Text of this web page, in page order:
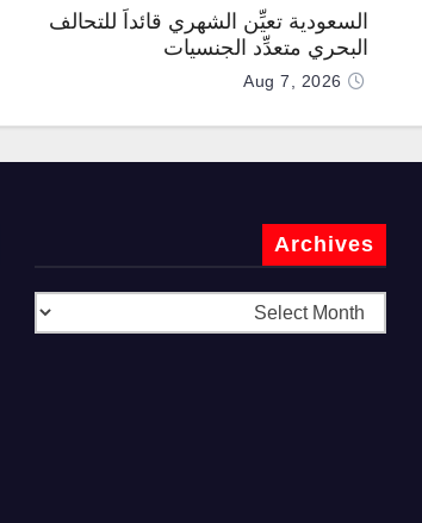
السعودية تعيِّن الشهري قائداً للتحالف
البحري متعدِّد الجنسيات
Aug 7, 2026
Archives